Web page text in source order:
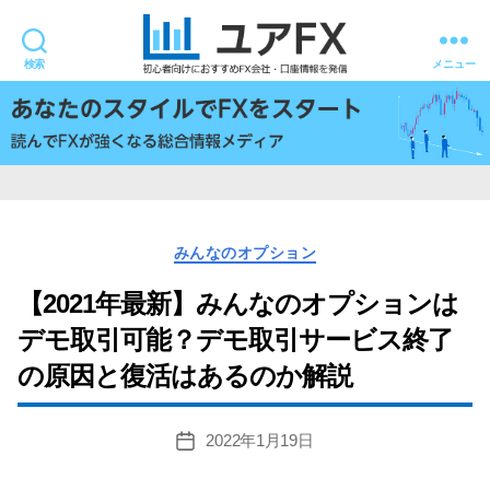
検索
ユ
ア
FX
メニュー
カ
テ
ゴ
リ
ー
みんなのオプション
【2021年最新】みんなのオプションは
デモ取引可能？デモ取引サービス終了
の原因と復活はあるのか解説
投
2022年1月19日